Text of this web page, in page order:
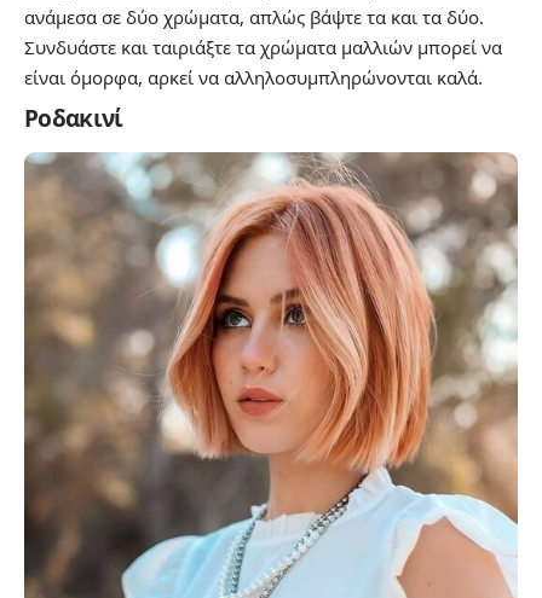
ανάμεσα σε δύο χρώματα, απλώς βάψτε τα και τα δύο.
Συνδυάστε και ταιριάξτε τα χρώματα μαλλιών μπορεί να
είναι όμορφα, αρκεί να αλληλοσυμπληρώνονται καλά.
Ροδακινί